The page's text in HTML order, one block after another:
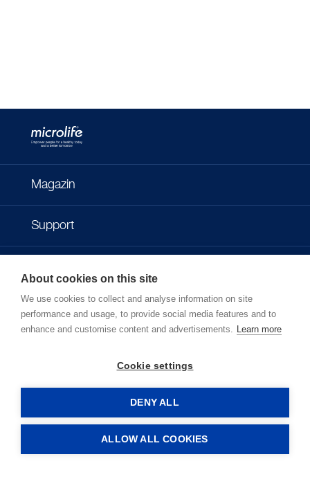
Magazin
Support
Impressum
Nutzungsbedingungen
LOGIN
About cookies on this site
We use cookies to collect and analyse information on site
performance and usage, to provide social media features and to
enhance and customise content and advertisements. Learn more
Cookie settings
DENY ALL
ALLOW ALL COOKIES